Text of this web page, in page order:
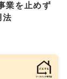
業を止めず
法